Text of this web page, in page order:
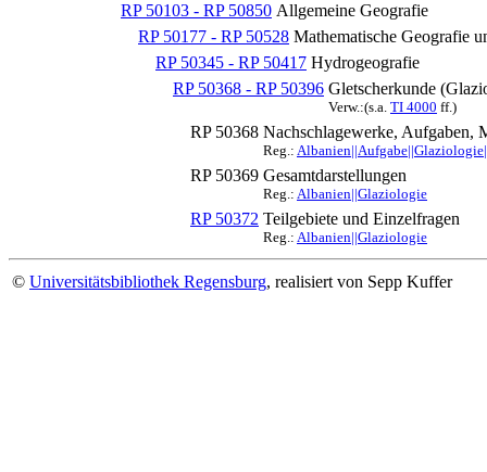
RP 50103 - RP 50850 Allgemeine Geografie
RP 50177 - RP 50528 Mathematische Geografie
RP 50345 - RP 50417 Hydrogeografie
RP 50368 - RP 50396 Gletscherkunde
Verw.:(s.a. TI 4000 ff.)
RP 50368 Nachschlagewerke, Aufgaben,
Reg.:
RP 50369 Gesamtdarstellungen
Reg.: Albanien||Glaziologie
RP 50372 Teilgebiete und Einzelfragen
Reg.: Albanien||Glaziologie
© Universitätsbibliothek Regensburg, realisiert von Sepp Kuffer